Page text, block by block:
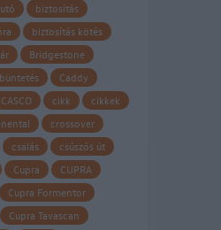
biztosítás
biztosítás kötés
Bridgestone
büntetés
Caddy
CASCO cikk
cikkek
crossover
csalás
csúszós út
Cupra
CUPRA
Cupra Formentor
Cupra Tavascan